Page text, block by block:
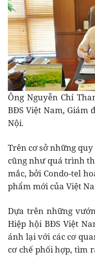
Ông Nguyễn Chí
BĐS Việt Nam, Giám
Nội.
Trên cơ sở những
cũng như quá trình
mắc, bởi Condo-tel
phẩm mới của Việt
Dựa trên những
Hiệp hội BĐS Việt
ánh lại với các cơ
cơ chế phối hợp, tìm